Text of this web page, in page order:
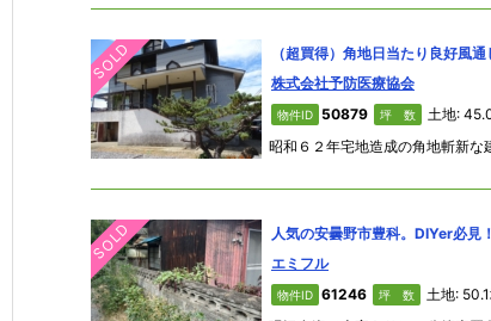
SOLD
（超買得）角地日当たり良好風
株式会社予防医療協会
物件ID 50879 坪 数 土地:
SOLD
人気の安曇野市豊科。DIYer必見！
エミフル
物件ID 61246 坪 数 土地: